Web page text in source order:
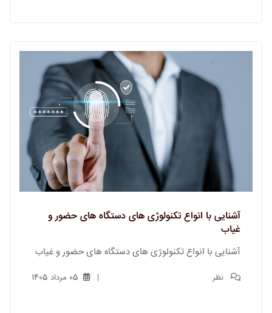
آشنایی با انواع تکنولوژی های دستگاه های حضور و
غیاب
آشنایی با انواع تکنولوژی های دستگاه های حضور و غیاب
نظر 05 مرداد 1405